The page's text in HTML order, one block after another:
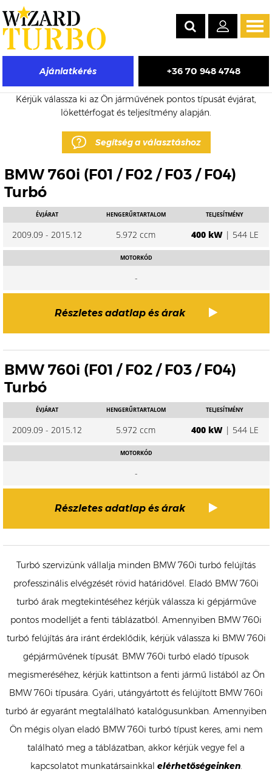
Ajánlatkérés +36 70 948 4748
BMW 760i eladó turbó árak
Kérjük válassza ki az Ön járművének pontos típusát évjárat,
lökettérfogat és teljesítmény alapján.
Segítség a választáshoz
BMW 760i (F01 / F02 / F03 / F04)
Turbó
ÉVJÁRAT
2009.09 - 2015.12
HENGERŰRTARTALOM
5.972 ccm
TELJESÍTMÉNY
400 kW| 544 LE
MOTORKÓD
-
Részletes adatlap és árak
BMW 760i (F01 / F02 / F03 / F04)
Turbó
ÉVJÁRAT
2009.09 - 2015.12
HENGERŰRTARTALOM
5.972 ccm
TELJESÍTMÉNY
400 kW| 544 LE
MOTORKÓD
-
Részletes adatlap és árak
Turbó szervizünk vállalja minden BMW 760i turbó felújítás
professzinális elvégzését rövid határidővel. Eladó BMW 760i
turbó árak megtekintéséhez kérjük válassza ki gépjárműve
pontos modelljét a fenti táblázatból. Amennyiben BMW 760i
turbó felújítás ára iránt érdeklődik, kérjük válassza ki BMW 760i
gépjárművének típusát. BMW 760i turbó eladó típusok
megismeréséhez, kérjük kattintson a fenti jármű listából az Ön
BMW 760i típusára. Gyári, utángyártott és felújított BMW 760i
turbó ár egyaránt megtalálható katalógusunkban. Amennyiben
Ön mégis olyan eladó BMW 760i turbó típust keres, ami nem
található meg a táblázatban, akkor kérjük vegye fel a
kapcsolatot munkatársainkkal elérhetőségeinken.